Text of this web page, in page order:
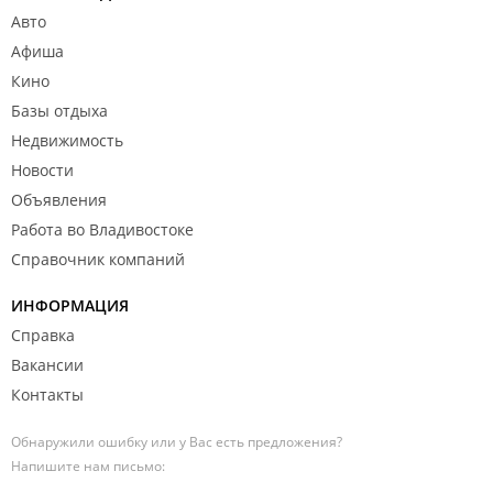
Авто
Афиша
Кино
Базы отдыха
Недвижимость
Новости
Объявления
Работа во Владивостоке
Справочник компаний
ИНФОРМАЦИЯ
Справка
Вакансии
Контакты
Обнаружили ошибку или у Вас есть предложения?
Напишите нам письмо: